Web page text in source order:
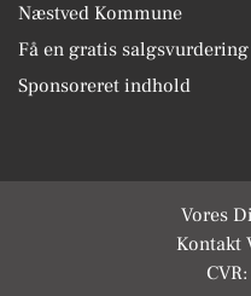
Næstved Kommune
Få en gratis salgsvurdering
Sponsoreret indhold
Vores
Kontakt